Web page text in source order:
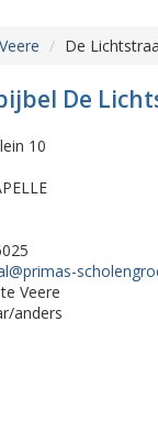
Veere De
De
10
Veere
anders